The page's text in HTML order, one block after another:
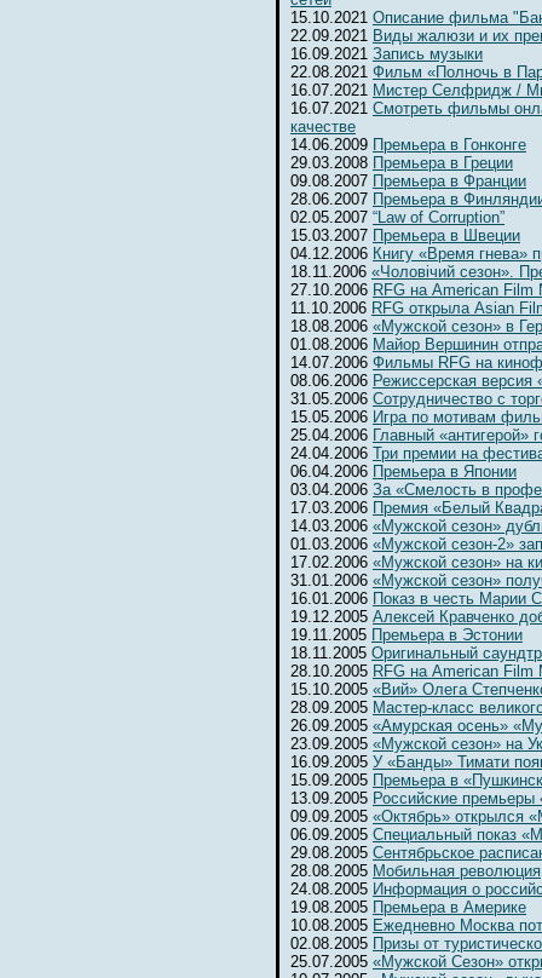
15.10.2021 Описание фильма
22.09.2021 Виды жалюзи и их
16.09.2021 Запись музыки
22.08.2021 Фильм «Полночь в
16.07.2021 Мистер Селфридж /
16.07.2021 Смотреть фильмы
качестве
14.06.2009 Премьера в Гонконге
29.03.2008 Премьера в Греции
09.08.2007 Премьера в Франции
28.06.2007 Премьера в
02.05.2007 “Law of Corruption”
15.03.2007 Премьера в Швеции
04.12.2006 Книгу «Время гнева»
18.11.2006 «Чоловiчий сезон».
27.10.2006 RFG на American Film
11.10.2006 RFG открыла Asian
18.08.2006 «Мужской сезон» в
01.08.2006 Майор Вершинин
14.07.2006 Фильмы RFG на
08.06.2006 Режиссерская версия
31.05.2006 Сотрудничество с
15.05.2006 Игра по мотивам
25.04.2006 Главный «антигерой»
24.04.2006 Три премии на
06.04.2006 Премьера в Японии
03.04.2006 За «Смелость в
17.03.2006 Премия «Белый
14.03.2006 «Мужской сезон»
01.03.2006 «Мужской сезон-2»
17.02.2006 «Мужской сезон» на
31.01.2006 «Мужской сезон»
16.01.2006 Показ в честь Марии
19.12.2005 Алексей Кравченко
19.11.2005 Премьера в Эстонии
18.11.2005 Оригинальный
28.10.2005 RFG на American Film
15.10.2005 «Вий» Олега
28.09.2005 Мастер-класс
26.09.2005 «Амурская осень»
23.09.2005 «Мужской сезон» на
16.09.2005 У «Банды» Тимати
15.09.2005 Премьера в
13.09.2005 Российские премьеры
09.09.2005 «Октябрь» открылся
06.09.2005 Специальный показ
29.08.2005 Сентябрьское
28.08.2005 Мобильная революция
24.08.2005 Информация о
19.08.2005 Премьера в Америке
10.08.2005 Ежедневно Москва
02.08.2005 Призы от
25.07.2005 «Мужской Сезон»